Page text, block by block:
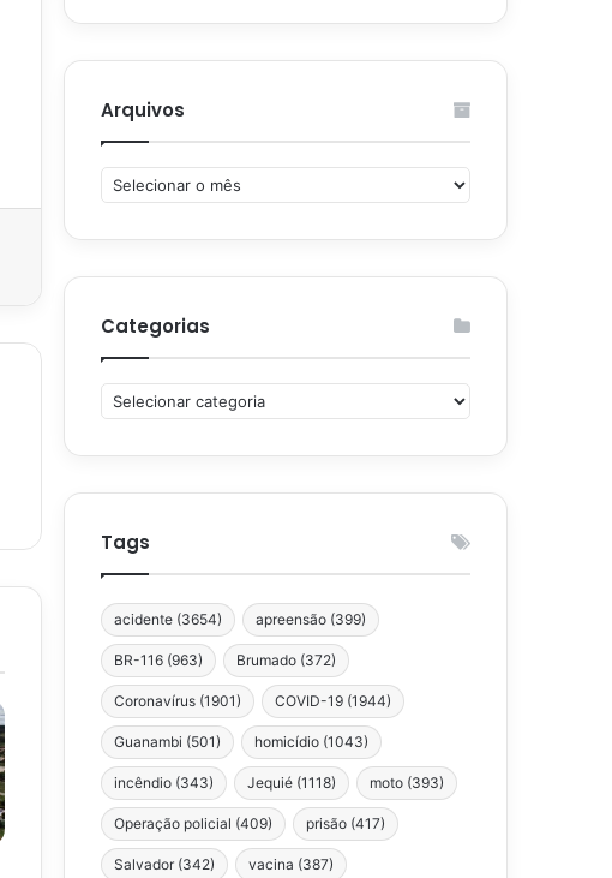
Arquivos
Arquivos
Categorias
Categorias
Tags
acidente (3654) apreensão (399)
BR-116 (963) Brumado (372)
Coronavírus (1901) COVID-19 (1944)
Guanambi (501) homicídio (1043)
incêndio (343) Jequié (1118) moto (393)
Operação policial (409) prisão (417)
Salvador (342) vacina (387)